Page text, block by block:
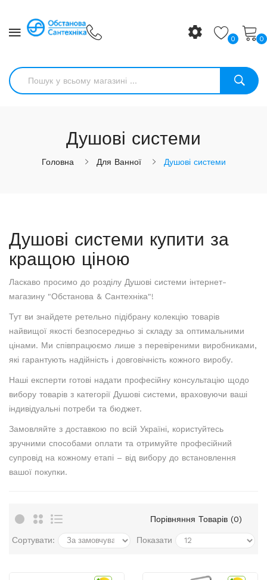
0 0
Душові системи
Головна Для Ванної Душові системи
Душові системи купити за
кращою ціною
Ласкаво просимо до розділу Душові системи інтернет-
магазину "Обстанова & Сантехніка"!
Тут ви знайдете ретельно підібрану колекцію товарів
найвищої якості безпосередньо зі складу за оптимальними
цінами. Ми співпрацюємо лише з перевіреними виробниками,
які гарантують надійність і довговічність кожного виробу.
Наші експерти готові надати професійну консультацію щодо
вибору товарів з категорії Душові системи, враховуючи ваші
індивідуальні потреби та бюджет.
Замовляйте з доставкою по всій Україні, користуйтесь
зручними способами оплати та отримуйте професійний
супровід на кожному етапі – від вибору до встановлення
вашої покупки.
Порівняння Товарів (0)
Сортувати: Показати